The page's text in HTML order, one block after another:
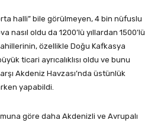
halli” bile görülmeyen, 4 bin nüfuslu
nasıl oldu da 1200’lü yıllardan 1500’lü
özellikle Doğu Kafkasya
ticari ayrıcalıklısı oldu ve bunu
Akdeniz Havzası’nda üstünlük
yapabildi.
göre daha Akdenizli ve Avrupalı